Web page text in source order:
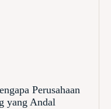
Perusahaan
yang Andal